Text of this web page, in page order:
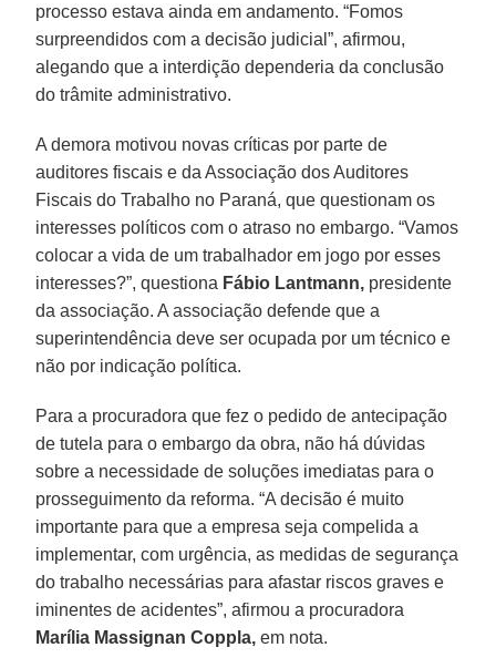
processo estava ainda em andamento. “Fomos
surpreendidos com a decisão judicial”, afirmou,
alegando que a interdição dependeria da conclusão
do trâmite administrativo.
A demora motivou novas críticas por parte de
auditores fiscais e da Associação dos Auditores
Fiscais do Trabalho no Paraná, que questionam os
interesses políticos com o atraso no embargo. “Vamos
colocar a vida de um trabalhador em jogo por esses
interesses?”, questiona Fábio Lantmann, presidente
da associação. A associação defende que a
superintendência deve ser ocupada por um técnico e
não por indicação política.
Para a procuradora que fez o pedido de antecipação
de tutela para o embargo da obra, não há dúvidas
sobre a necessidade de soluções imediatas para o
prosseguimento da reforma. “A decisão é muito
importante para que a empresa seja compelida a
implementar, com urgência, as medidas de segurança
do trabalho necessárias para afastar riscos graves e
iminentes de acidentes”, afirmou a procuradora
Marília Massignan Coppla, em nota.